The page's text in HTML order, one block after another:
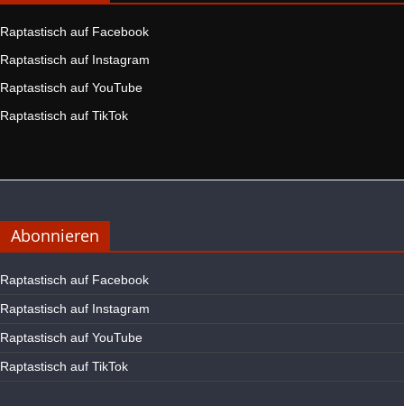
Raptastisch auf Facebook
Raptastisch auf Instagram
Raptastisch auf YouTube
Raptastisch auf TikTok
Abonnieren
Raptastisch auf Facebook
Raptastisch auf Instagram
Raptastisch auf YouTube
Raptastisch auf TikTok